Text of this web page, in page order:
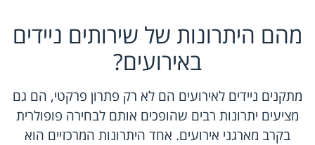
מהם היתרונות של שירותים ניידים
באירועים?
מתקנים ניידים לאירועים הם לא רק פתרון פרקטי, הם גם
מציעים יתרונות רבים שהופכים אותם לבחירה פופולרית
בקרב מארגני אירועים. אחד היתרונות המרכזיים הוא